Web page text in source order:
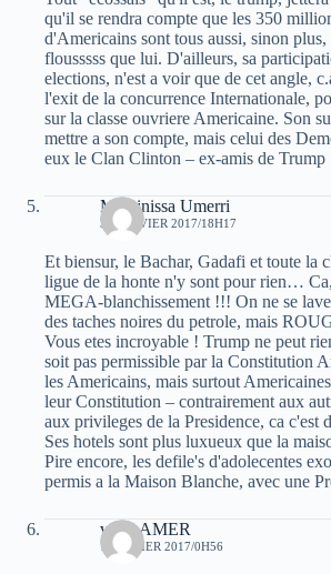
qu'il se rendra compte que les 350
d'Americains sont tous aussi, sinon
flousssss que lui. D'ailleurs, sa
elections, n'est a voir que de cet angle,
l'exit de la concurrence Internationale,
sur la classe ouvriere Americaine. Son
mettre a son compte, mais celui des
eux le Clan Clinton – ex-amis de Trump
Massinissa Umerri
31 JANVIER 2017/18H17
Et biensur, le Bachar, Gadafi et toute la
ligue de la honte n'y sont pour rien…
MEGA-blanchissement !!! On ne se
des taches noires du petrole, mais
Vous etes incroyable ! Trump ne peut
soit pas permissible par la Constitution
les Americains, mais surtout
leur Constitution – contrairement aux
aux privileges de la Presidence, ca c'est
Ses hotels sont plus luxueux que la
Pire encore, les defile's d'adolecentes
permis a la Maison Blanche, avec une
veriteAMER
1 FÉVRIER 2017/0H56